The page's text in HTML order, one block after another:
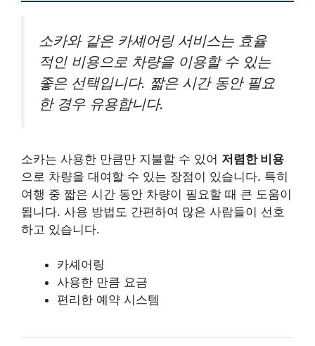
소카와 같은 카셰어링 서비스는 효율
적인 비용으로 차량을 이용할 수 있는
좋은 선택입니다. 짧은 시간 동안 필요
한 경우 유용합니다.
소카는 사용한 만큼만 지불할 수 있어 저렴한 비용
으로 차량을 대여할 수 있는 장점이 있습니다. 특히
여행 중 짧은 시간 동안 차량이 필요할 때 큰 도움이
됩니다. 사용 방법도 간편하여 많은 사람들이 선호
하고 있습니다.
카셰어링
사용한 만큼 요금
편리한 예약 시스템